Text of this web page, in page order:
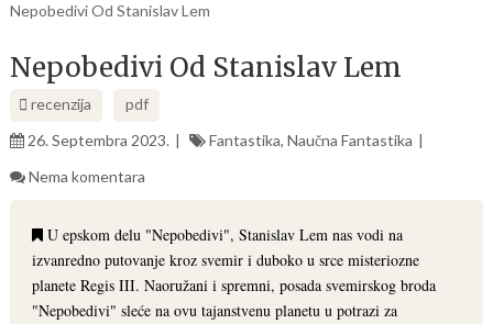
Nepobedivi Od Stanislav Lem
Nepobedivi Od Stanislav Lem
recenzija
pdf
26. Septembra 2023.
Fantastika, Naučna Fantastika
Nema komentara
U epskom delu "Nepobedivi", Stanislav Lem nas vodi na
izvanredno putovanje kroz svemir i duboko u srce misteriozne
planete Regis III. Naoružani i spremni, posada svemirskog broda
"Nepobedivi" sleće na ovu tajanstvenu planetu u potrazi za